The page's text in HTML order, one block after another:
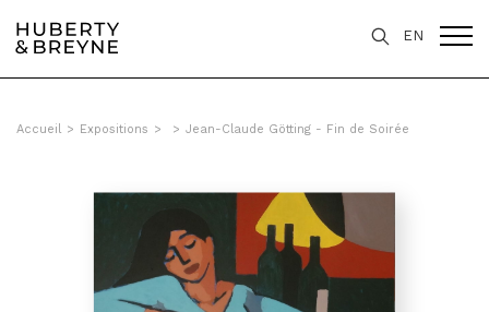
EN
Accueil > Expositions > > Jean-Claude Götting - Fin de Soirée